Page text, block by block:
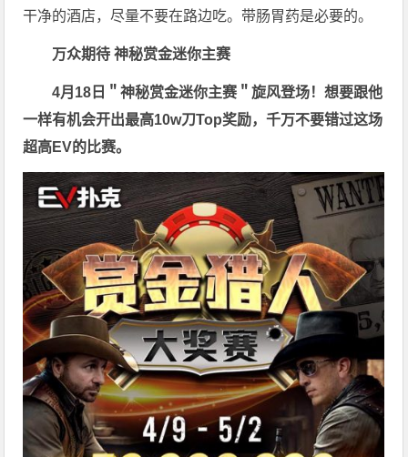
干净的酒店，尽量不要在路边吃。带肠胃药是必要的。
万众期待 神秘赏金迷你主赛
4月18日＂神秘赏金迷你主赛＂旋风登场！想要跟他
一样有机会开出最高10w刀Top奖励，千万不要错过这场
超高EV的比赛。